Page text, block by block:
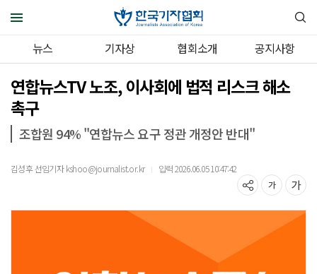
뉴스 기자상 협회소개 공지사항
연합뉴스TV 노조, 이사회에 법적 리스크 해소
촉구
조합원 94% "연합뉴스 요구 정관 개정안 반대"
김성후 선임기자 kshoo@journalist.or.kr ｜ 입력 2026.06.05 10:47:42